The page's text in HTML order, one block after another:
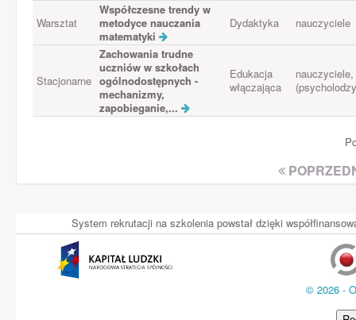
Warsztat
Współczesne trendy w
metodyce nauczania
matematyki
Dydaktyka nauczyciele
Stacjonarne
Zachowania trudne
uczniów w szkołach
ogólnodostępnych -
mechanizmy,
zapobieganie,...
Edukacja
włączająca
System rekrutacji na szkolenia powstał dzięki
© 2026 -